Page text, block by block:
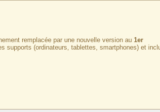
remplacée par une nouvelle version au 1er
supports (ordinateurs, tablettes, smartphones) et